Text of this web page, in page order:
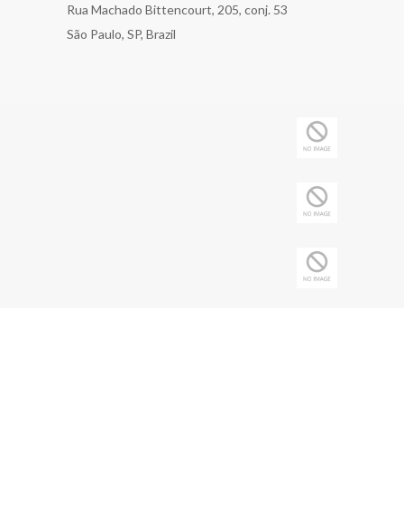
Rua Machado Bittencourt, 205, conj. 53
São Paulo, SP, Brazil